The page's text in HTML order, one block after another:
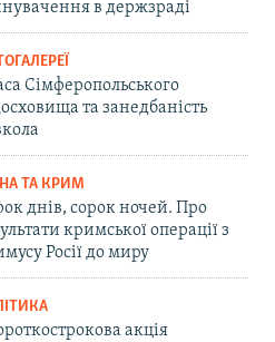
в держзраді
Сімферопольського
та занедбаність
ТА КРИМ
днів, сорок ночей. Про
кримської операції з
Росії до миру
акція